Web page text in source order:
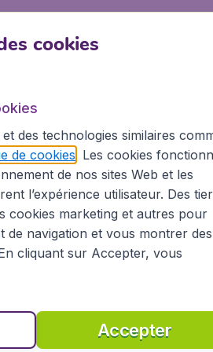
de
Les destinations
Orient, vous pourrez
ainsi plus de 40
British Airways, Royal Air
Lyon depuis la gare Lyon Part-
découvrir la culture unique,
cookies
des technologies similaires
de cookies . Les cookies
de nos sites Web et les
l’expérience utilisateur. Des
cookies marketing et autres pour
navigation et vous montrer des
cliquant sur Accepter, vous
Accepter